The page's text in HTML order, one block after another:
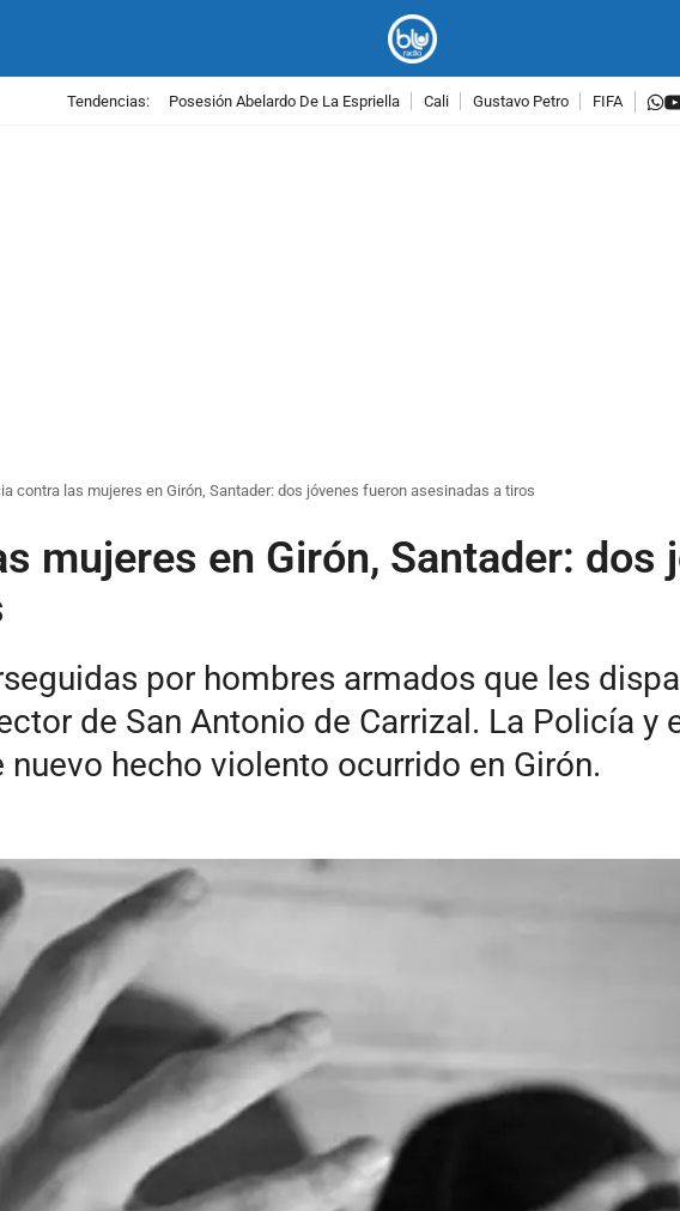
Tendencias: Posesión Abelardo De La Espriella Cali Gustavo Petro FIFA
contra las mujeres en Girón, Santader: dos jóvenes fueron asesinadas a tiros
mujeres en Girón, Santader: dos
por hombres armados que les
de San Antonio de Carrizal. La Policía y
hecho violento ocurrido en Girón.